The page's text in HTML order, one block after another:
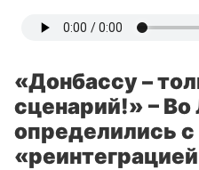
«Донбассу –
сценарий!» – Во
определились с